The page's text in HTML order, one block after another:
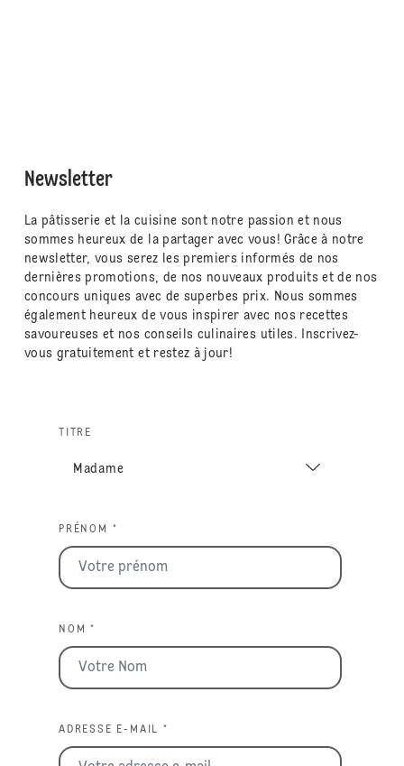
Newsletter
La pâtisserie et la cuisine sont notre passion et nous
sommes heureux de la partager avec vous! Grâce à notre
newsletter, vous serez les premiers informés de nos
dernières promotions, de nos nouveaux produits et de nos
concours uniques avec de superbes prix. Nous sommes
également heureux de vous inspirer avec nos recettes
savoureuses et nos conseils culinaires utiles. Inscrivez-
vous gratuitement et restez à jour!
TITRE
PRÉNOM *
NOM *
ADRESSE E-MAIL *